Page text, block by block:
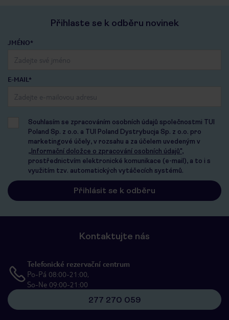
Přihlaste se k odběru novinek
JMÉNO*
E-MAIL*
Souhlasím se zpracováním osobních údajů společnostmi TUI
Poland Sp. z o.o. a TUI Poland Dystrybucja Sp. z o.o. pro
marketingové účely, v rozsahu a za účelem uvedeným v
„Informační doložce o zpracování osobních údajů",
prostřednictvím elektronické komunikace (e-mail), a to i s
využitím tzv. automatických vytáčecích systémů.
Kontaktujte nás
Telefonické rezervační centrum
Po-Pá 08:00-21:00,
So-Ne 09:00-21:00
277 270 059